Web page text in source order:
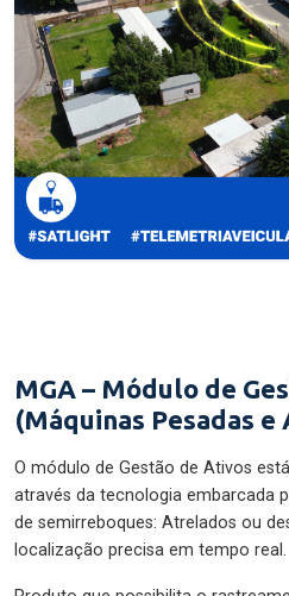
MGA – Módulo de
(Máquinas Pesadas
O módulo de Gestão de Ativos
através da tecnologia embarcada
de semirreboques: Atrelados ou
localização precisa em tempo real.